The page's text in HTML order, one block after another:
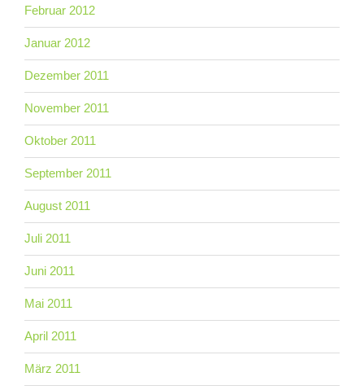
Februar 2012
Januar 2012
Dezember 2011
November 2011
Oktober 2011
September 2011
August 2011
Juli 2011
Juni 2011
Mai 2011
April 2011
März 2011